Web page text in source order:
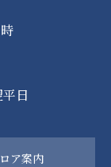
日
ア案内